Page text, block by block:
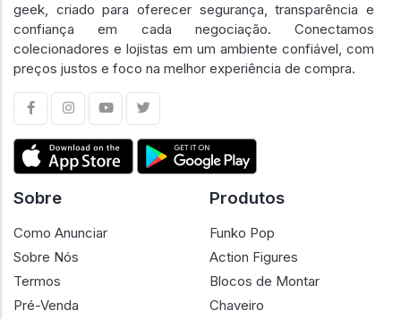
geek, criado para oferecer segurança, transparência e
confiança em cada negociação. Conectamos
colecionadores e lojistas em um ambiente confiável, com
preços justos e foco na melhor experiência de compra.
Sobre
Como Anunciar
Sobre Nós
Termos
Pré-Venda
Produtos
Funko Pop
Action Figures
Blocos de Montar
Chaveiro